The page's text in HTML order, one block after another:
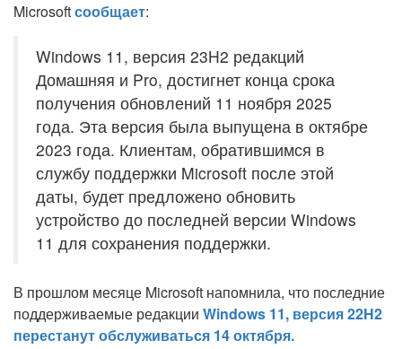
Microsoftсообщает:
Windows 11, версия 23H2 редакций
Домашняя и Pro, достигнет конца срока
получения обновлений 11 ноября 2025
года. Эта версия была выпущена в октябре
2023 года. Клиентам, обратившимся в
службу поддержки Microsoft после этой
даты, будет предложено обновить
устройство до последней версии Windows
11 для сохранения поддержки.
В прошлом месяце Microsoft напомнила, что последние
поддерживаемые редакции Windows 11, версия 22H2
перестанут обслуживаться 14 октября.